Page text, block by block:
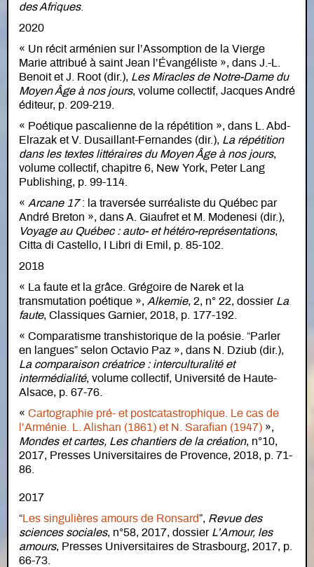
des Afriques.
2020
« Un récit arménien sur l’Assomption de la Vierge
Marie attribué à saint Jean l’Évangéliste », dans J.-L.
Benoit et J. Root (dir.), Les Miracles de Notre-Dame du
Moyen Âge à nos jours, volume collectif, Jacques André
éditeur, p. 209-219.
« Poétique pascalienne de la répétition », dans L. Abd-
Elrazak et V. Dusaillant-Fernandes (dir.), La répétition
dans les textes littéraires du Moyen Âge à nos jours,
volume collectif, chapitre 6, New York, Peter Lang
Publishing, p. 99-114.
« Arcane 17: la traversée surréaliste du Québec par
André Breton », dans A. Giaufret et M. Modenesi (dir.),
Voyage au Québec : auto- et hétéro-représentations,
Citta di Castello, I Libri di Emil, p. 85-102.
2018
« La faute et la grâce. Grégoire de Narek et la
transmutation poétique », Alkemie, 2, n° 22, dossier La
faute, Classiques Garnier, 2018, p. 177-192.
« Comparatisme transhistorique de la poésie. “Parler
en langues” selon Octavio Paz », dans N. Dziub (dir.),
La comparaison créatrice : interculturalité et
intermédialité, volume collectif, Université de Haute-
Alsace, p. 67-76.
« Cartographie pré- et postcatastrophique. Le cas de
l’Arménie. L. Alishan (1861) et N. Sarafian (1947) »,
Mondes et cartes, Les chantiers de la création, n°10,
2017, Presses Universitaires de Provence, 2018, p. 71-
86.
2017
“ Les singulières amours de Ronsard”, Revue des
sciences sociales, n°58, 2017, dossier L’Amour, les
amours, Presses Universitaires de Strasbourg, 2017, p.
66-73.